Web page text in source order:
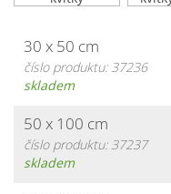
30 x 50 cm
číslo produktu: 37236
skladem
50 x 100 cm
číslo produktu: 37237
skladem